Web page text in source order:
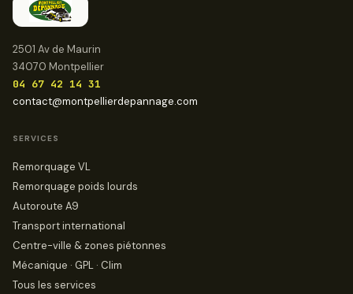
2501 Av de Maurin
34070 Montpellier
04 67 42 14 31
contact@montpellierdepannage.com
SERVICES
Remorquage VL
Remorquage poids lourds
Autoroute A9
Transport international
Centre-ville & zones piétonnes
Mécanique · GPL · Clim
Tous les services